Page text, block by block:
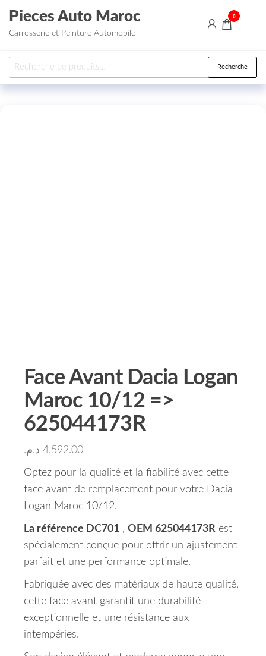
Aller au contenu
Pieces Auto Maroc
Carrosserie et Peinture Automobile
0
Recherche pour : Recherche
Face Avant Dacia Logan
Maroc 10/12 =>
625044173R
4,592.00 د.م.
Optez pour la qualité et la fiabilité avec cette
face avant de remplacement pour votre Dacia
Logan Maroc 10/12.
La référence DC701 , OEM 625044173R est
spécialement conçue pour offrir un ajustement
parfait et une performance optimale.
Fabriquée avec des matériaux de haute qualité,
cette face avant garantit une durabilité
exceptionnelle et une résistance aux
intempéries.